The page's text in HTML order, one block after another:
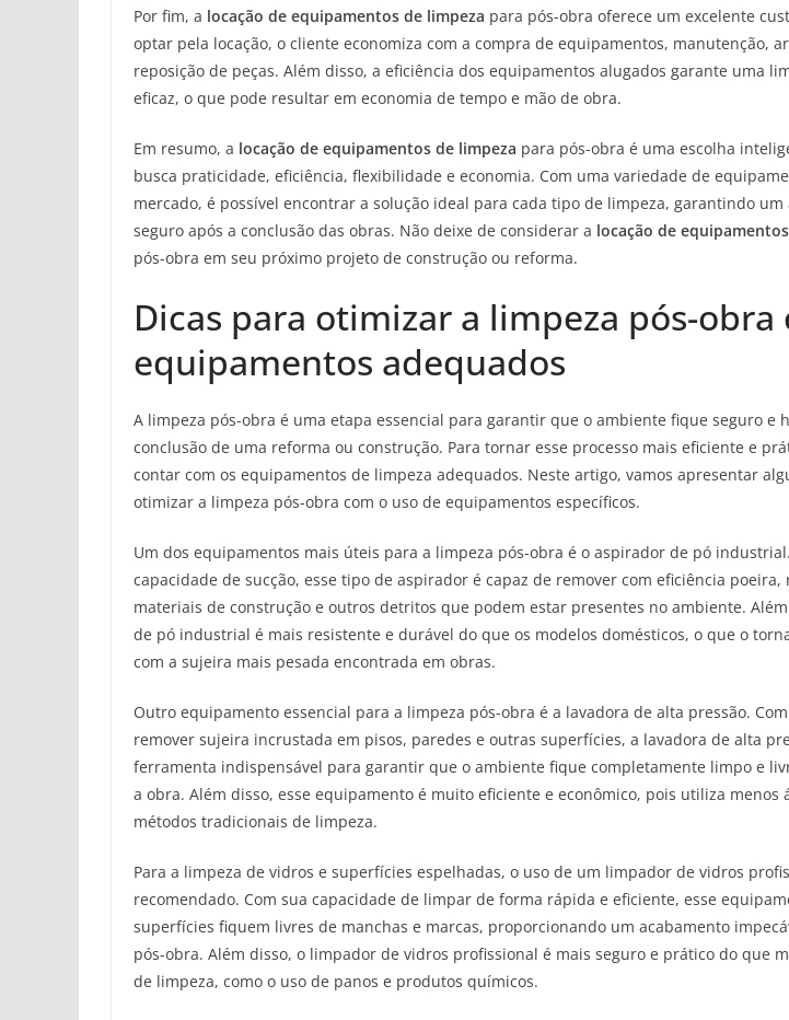
Por fim, a locação de equipamentos de limpeza para pós-obra oferece um excelente
optar pela locação, o cliente economiza com a compra de equipamentos, manutenção,
reposição de peças. Além disso, a eficiência dos equipamentos alugados garante uma
eficaz, o que pode resultar em economia de tempo e mão de obra.
Em resumo, a locação de equipamentos de limpeza para pós-obra é uma escolha
busca praticidade, eficiência, flexibilidade e economia. Com uma variedade de
mercado, é possível encontrar a solução ideal para cada tipo de limpeza, garantindo
seguro após a conclusão das obras. Não deixe de considerar a locação de
pós-obra em seu próximo projeto de construção ou reforma.
Dicas para otimizar a limpeza pós-obra
equipamentos adequados
A limpeza pós-obra é uma etapa essencial para garantir que o ambiente fique seguro e
conclusão de uma reforma ou construção. Para tornar esse processo mais eficiente e
contar com os equipamentos de limpeza adequados. Neste artigo, vamos apresentar
otimizar a limpeza pós-obra com o uso de equipamentos específicos.
Um dos equipamentos mais úteis para a limpeza pós-obra é o aspirador de pó
capacidade de sucção, esse tipo de aspirador é capaz de remover com eficiência poeira,
materiais de construção e outros detritos que podem estar presentes no ambiente.
de pó industrial é mais resistente e durável do que os modelos domésticos, o que o
com a sujeira mais pesada encontrada em obras.
Outro equipamento essencial para a limpeza pós-obra é a lavadora de alta pressão.
remover sujeira incrustada em pisos, paredes e outras superfícies, a lavadora de alta
ferramenta indispensável para garantir que o ambiente fique completamente limpo e
a obra. Além disso, esse equipamento é muito eficiente e econômico, pois utiliza menos
métodos tradicionais de limpeza.
Para a limpeza de vidros e superfícies espelhadas, o uso de um limpador de vidros
recomendado. Com sua capacidade de limpar de forma rápida e eficiente, esse
superfícies fiquem livres de manchas e marcas, proporcionando um acabamento
pós-obra. Além disso, o limpador de vidros profissional é mais seguro e prático do que
de limpeza, como o uso de panos e produtos químicos.